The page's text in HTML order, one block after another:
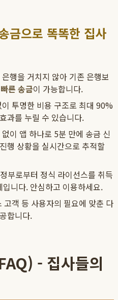
금으로 똑똑한 집사
행을 거치지 않아 기존 은행보
른 송금이 가능합니다.
투명한 비용 구조로 최대 90%
효과를 누릴 수 있습니다.
이 앱 하나로 5분 만에 송금 신
행 상황을 실시간으로 추적할
부로부터 정식 라이선스를 취득
니다. 안심하고 이용하세요.
고객 등 사용자의 필요에 맞춘 다
합니다.
- 집사들의